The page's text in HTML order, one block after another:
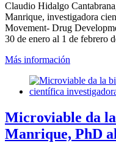
Claudio Hidalgo
Manrique, investigadora
Movement- Drug
30 de enero al 1 de febrero
Más información
Microviable da
Manrique, PhD